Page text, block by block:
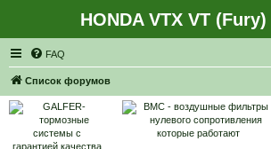
HONDA VTX VT
FAQ
Список форумов